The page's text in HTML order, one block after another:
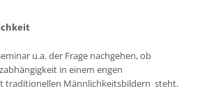
u.a. der Frage nachgehen, ob
in einem engen
traditionellen Männlichkeitsbildern steht.